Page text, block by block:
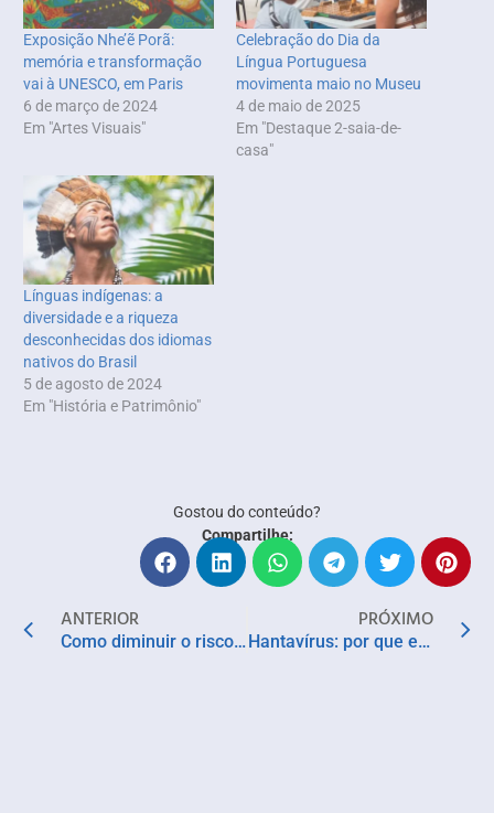
Exposição Nhe’ẽ Porã:
memória e transformação
vai à UNESCO, em Paris
6 de março de 2024
Em "Artes Visuais"
Celebração do Dia da
Língua Portuguesa
movimenta maio no Museu
4 de maio de 2025
Em "Destaque 2-saia-de-
casa"
Línguas indígenas: a
diversidade e a riqueza
desconhecidas dos idiomas
nativos do Brasil
5 de agosto de 2024
Em "História e Patrimônio"
Gostou do conteúdo?
Compartilhe:
ANTERIOR
Como diminuir o risco de doenças cardiovasculares?
PRÓXIMO
Hantavírus: por que especialistas pedem atenção, mas descartam alarmismo